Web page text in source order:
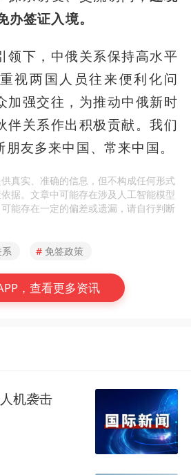
签证入境。
领下，中俄关系保持高水平
视两国人员往来便利化问
加强交往，为推动中俄新时
伴关系作出积极贡献。我们
友多来中国、常来中国。
真实、准确的信息，但不构成任何形式
据。文章中可能存在涉及人工智能模型
能存在一定的偏差或遗漏，请自行判断
# 免签政策
，查看更多资讯
机袭击